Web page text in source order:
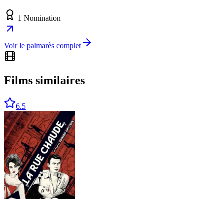
1 Nomination
Voir le palmarès complet
Films similaires
6.5